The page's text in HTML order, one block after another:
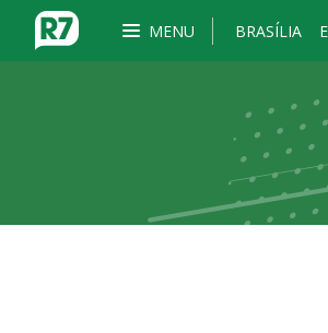
MENU BRASÍLIA